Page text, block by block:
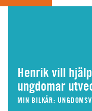
Henrik vill
ungdomar
MIN BILKÅR: